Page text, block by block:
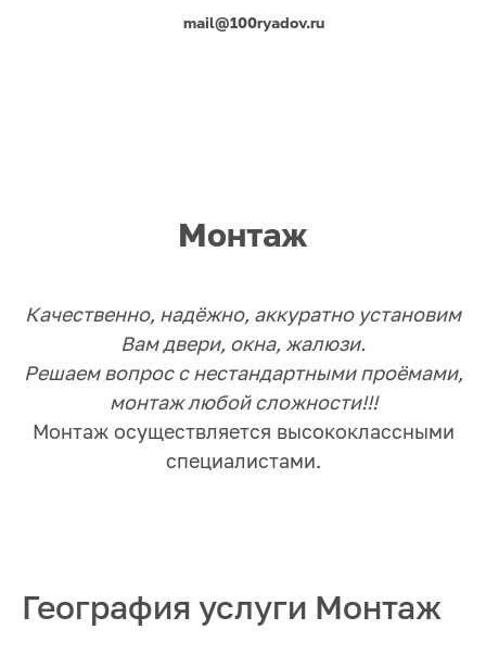
mail@100ryadov.ru
Монтаж
Качественно, надёжно, аккуратно установим
Вам двери, окна, жалюзи.
Решаем вопрос с нестандартными проёмами,
монтаж любой сложности!!!
Монтаж осуществляется высококлассными
специалистами.
География услуги Монтаж